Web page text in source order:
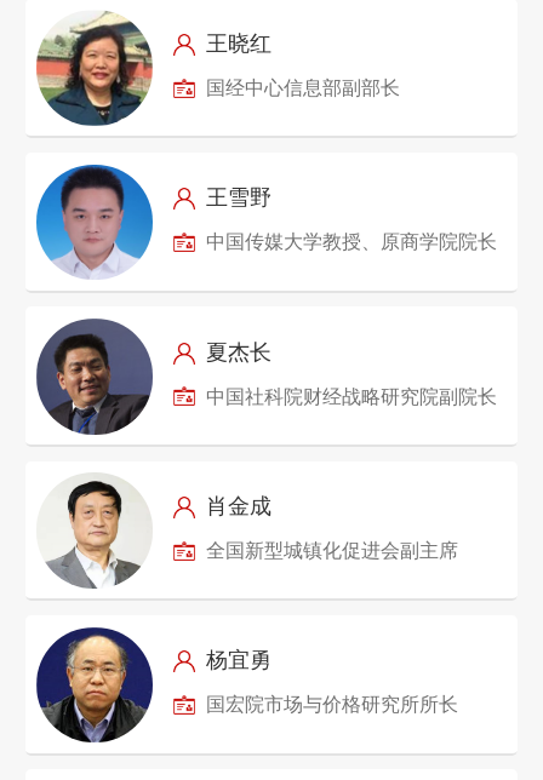
王晓红
国经中心信息部副部长
王雪野
中国传媒大学教授、原商学院院长
夏杰长
中国社科院财经战略研究院副院长
肖金成
全国新型城镇化促进会副主席
杨宜勇
国宏院市场与价格研究所所长